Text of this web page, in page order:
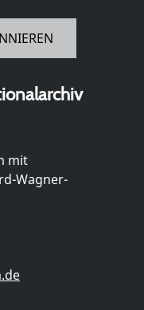
mit
Wagner-